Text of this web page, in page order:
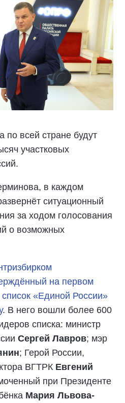
по всей стране будут
участковых
в каждом
ситуационный
за ходом голосования
о возможных
на первом
«Единой России»
. В него вошли более 600
списка: министр
Сергей Лавров; мэр
; Герой России,
ВГТРК Евгений
при Президенте
Мария Львова-